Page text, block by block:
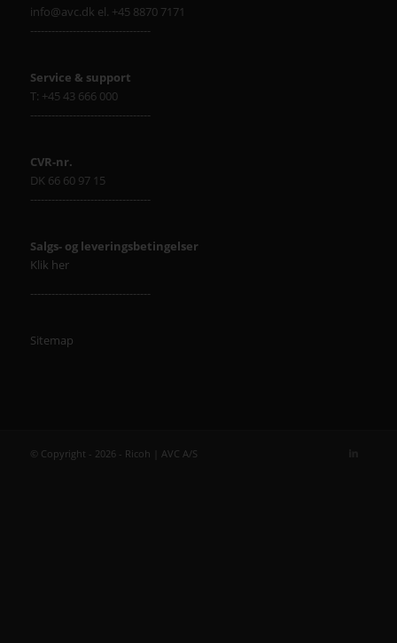
info@avc.dk el. +45 8870 7171
----------------------------------
Service & support
T: +45 43 666 000
----------------------------------
CVR-nr.
DK 66 60 97 15
----------------------------------
Salgs- og leveringsbetingelser
Klik her
----------------------------------
Sitemap
© Copyright - 2026 - Ricoh | AVC A/S